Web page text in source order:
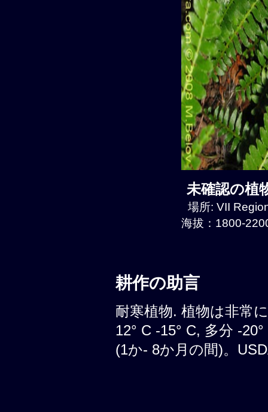
未確認の植
場所: VII
海拔：1800-
耕作の助言
耐寒植物. 植物は非常
12° C -15° C, 多分 -
(1か- 8か月の間)。